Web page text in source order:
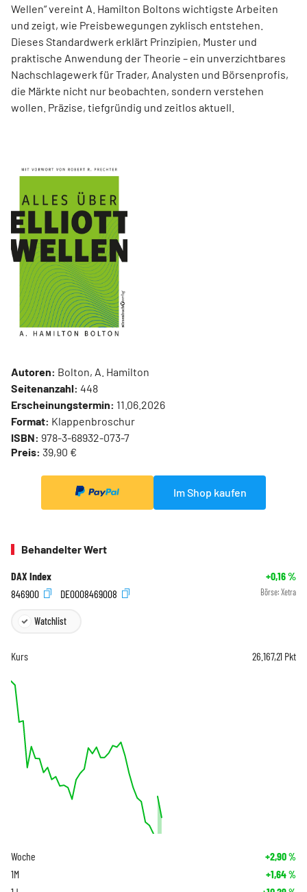
Wellen“ vereint A. Hamilton Boltons wichtigste Arbeiten
und zeigt, wie Preisbewegungen zyklisch entstehen.
Dieses Standardwerk erklärt Prinzipien, Muster und
praktische Anwendung der Theorie – ein unverzichtbares
Nachschlagewerk für Trader, Analysten und Börsenprofis,
die Märkte nicht nur beobachten, sondern verstehen
wollen. Präzise, tiefgründig und zeitlos aktuell.
Autoren: Bolton, A. Hamilton
Seitenanzahl: 448
Erscheinungstermin: 11.06.2026
Format: Klappenbroschur
ISBN: 978-3-68932-073-7
Preis: 39,90 €
Im Shop kaufen
Behandelter Wert
DAX Index +0,16%
846900
DE0008469008 Börse: Xetra
Watchlist
Kurs 26.167,21 Pkt
Woche +2,90%
1M +1,64%